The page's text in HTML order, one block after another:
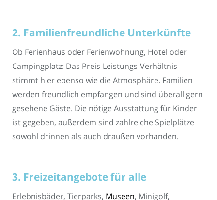
2. Familienfreundliche Unterkünfte
Ob Ferienhaus oder Ferienwohnung, Hotel oder
Campingplatz: Das Preis-Leistungs-Verhältnis
stimmt hier ebenso wie die Atmosphäre. Familien
werden freundlich empfangen und sind überall gern
gesehene Gäste. Die nötige Ausstattung für Kinder
ist gegeben, außerdem sind zahlreiche Spielplätze
sowohl drinnen als auch draußen vorhanden.
3. Freizeitangebote für alle
Erlebnisbäder, Tierparks, Museen, Minigolf,